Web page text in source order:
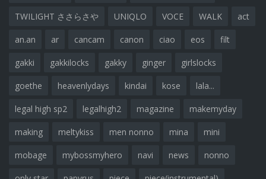
TWILIGHT ささらさや UNIQLO VOCE WALK act
an.an ar cancam canon ciao eos filt
gakki gakkilocks gakky ginger girlslocks
goethe heavenlydays kindai kose lala...
legal high sp2 legalhigh2 magazine makemyday
making meltykiss men nonno mina mini
mobage mybossmyhero navi news nonno